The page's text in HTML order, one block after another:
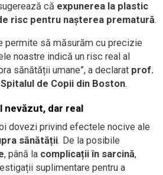
că expunerea la plastic
risc pentru nașterea prematură.
permite să măsurăm cu precizie
noastre indică un risc real al
sănătății umane”, a declarat prof.
Spitalul de Copii din Boston.
nevăzut, dar real
dovezi privind efectele nocive ale
sănătății. De la posibile
, până la complicații în sarcină,
suplimentare pentru a